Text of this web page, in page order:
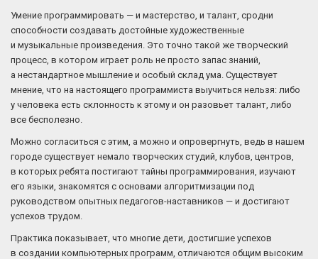
Умение программировать — и мастерство, и талант, сродни
способности создавать достойные художественные
и музыкальные произведения. Это точно такой же творческий
процесс, в котором играет роль не просто запас знаний,
а нестандартное мышление и особый склад ума. Существует
мнение, что на настоящего программиста выучиться нельзя: либо
у человека есть склонность к этому и он разовьет талант, либо
все бесполезно.
Можно согласиться с этим, а можно и опровергнуть, ведь в нашем
городе существует немало творческих студий, клубов, центров,
в которых ребята постигают тайны программирования, изучают
его языки, знакомятся с основами алгоритмизации под
руководством опытных педагогов-наставников — и достигают
успехов трудом.
Практика показывает, что многие дети, достигшие успехов
в создании компьютерных программ, отличаются общим высоким